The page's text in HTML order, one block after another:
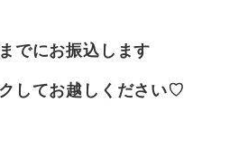
でにお振込します
してお越しください♡